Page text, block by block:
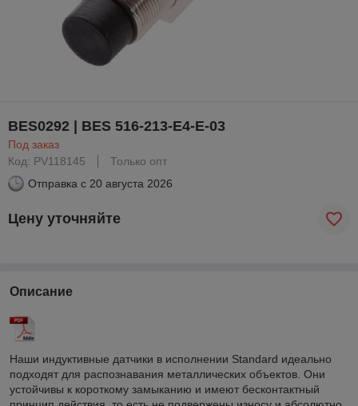
BES0292 | BES 516-213-E4-E-03
Под заказ
Код: PV118145
Только опт
Отправка с 20 августа 2026
Цену уточняйте
Описание
Наши индуктивные датчики в исполнении Standard идеально
подходят для распознавания металлических объектов. Они
устойчивы к короткому замыканию и имеют бесконтактный